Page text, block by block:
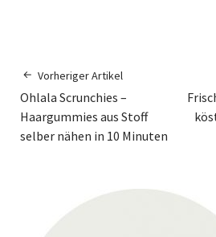
Vorheriger Artikel
Ohlala Scrunchies –
Haargummies aus Stoff
selber nähen in 10 Minuten